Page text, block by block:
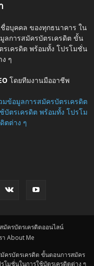
อบุคคล ของทุกธนาคาร ใน
ลการสมัครบัตรเครดิต ขั้น
เครดิต พร้อมทั้ง โปรโมชั่น
ๆ
โดยทีมงานมืออาชีพ
มข้อมูลการสมัครบัตรเครดิต
ตรเครดิต พร้อมทั้ง โปรโม
ตต่าง ๆ
สมัครบัตรเครดิตออนไลน์
า About Me
ครบัตรเครดิต ขั้นตอนการสมัคร
มชั่นในการใช้บัตรเครดิตต่าง ๆ